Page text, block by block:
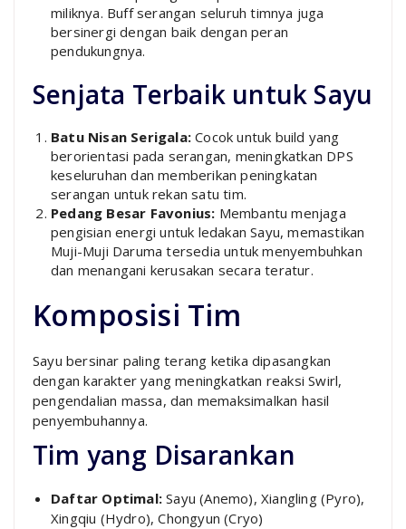
miliknya. Buff serangan seluruh timnya juga
bersinergi dengan baik dengan peran
pendukungnya.
Senjata Terbaik untuk Sayu
Batu Nisan Serigala: Cocok untuk build yang
berorientasi pada serangan, meningkatkan DPS
keseluruhan dan memberikan peningkatan
serangan untuk rekan satu tim.
Pedang Besar Favonius: Membantu menjaga
pengisian energi untuk ledakan Sayu, memastikan
Muji-Muji Daruma tersedia untuk menyembuhkan
dan menangani kerusakan secara teratur.
Komposisi Tim
Sayu bersinar paling terang ketika dipasangkan
dengan karakter yang meningkatkan reaksi Swirl,
pengendalian massa, dan memaksimalkan hasil
penyembuhannya.
Tim yang Disarankan
Daftar Optimal: Sayu (Anemo), Xiangling (Pyro),
Xingqiu (Hydro), Chongyun (Cryo)